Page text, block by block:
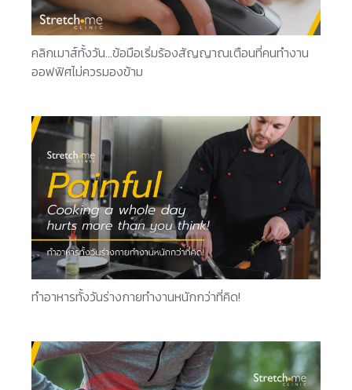
คลิกเมาส์ทั้งวัน…ข้อมือเริ่มร้องสัญญาณเตือนที่คนทำงาน
ออฟฟิศไม่ควรมองข้าม
ทำอาหารทั้งวันร่างกายทำงานหนักกว่าที่คิด!